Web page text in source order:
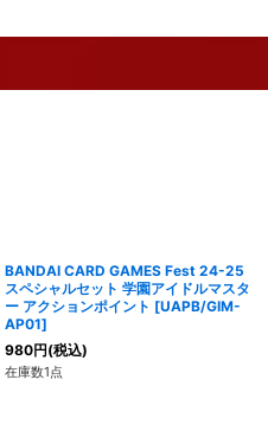
BANDAI CARD GAMES Fest 24-25
スペシャルセット 学園アイドルマスタ
ー アクションポイント [UAPB/GIM-
AP01]
980円(税込)
在庫数1点